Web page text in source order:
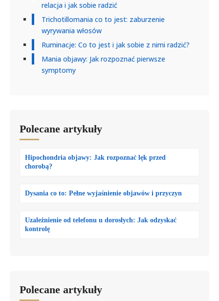
relacja i jak sobie radzić
Trichotillomania co to jest: zaburzenie
wyrywania włosów
Ruminacje: Co to jest i jak sobie z nimi radzić?
Mania objawy: Jak rozpoznać pierwsze
symptomy
Polecane artykuły
Hipochondria objawy: Jak rozpoznać lęk przed
chorobą?
Dysania co to: Pełne wyjaśnienie objawów i przyczyn
Uzależnienie od telefonu u dorosłych: Jak odzyskać
kontrolę
Polecane artykuły